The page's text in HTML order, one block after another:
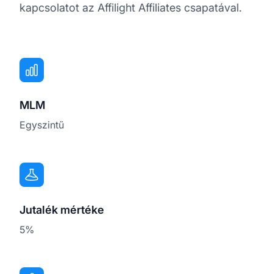
kapcsolatot az Affilight Affiliates csapatával.
MLM
Egyszintű
Jutalék mértéke
5%